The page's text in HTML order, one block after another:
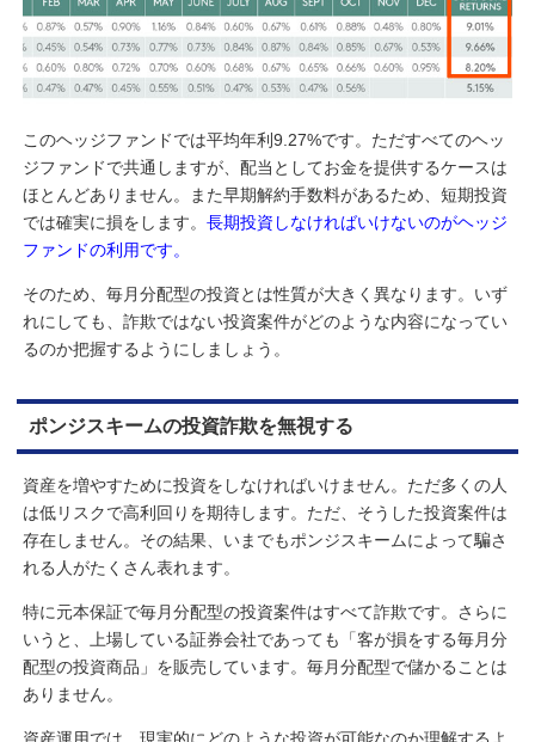
このヘッジファンドでは平均年利9.27%です。ただすべてのヘッ
ジファンドで共通しますが、配当としてお金を提供するケースは
ほとんどありません。また早期解約手数料があるため、短期投資
では確実に損をします。 長期投資しなければいけないのがヘッジ
ファンドの利用です。
そのため、毎月分配型の投資とは性質が大きく異なります。いず
れにしても、詐欺ではない投資案件がどのような内容になってい
るのか把握するようにしましょう。
ポンジスキームの投資詐欺を無視する
資産を増やすために投資をしなければいけません。ただ多くの人
は低リスクで高利回りを期待します。ただ、そうした投資案件は
存在しません。その結果、いまでもポンジスキームによって騙さ
れる人がたくさん表れます。
特に元本保証で毎月分配型の投資案件はすべて詐欺です。さらに
いうと、上場している証券会社であっても「客が損をする毎月分
配型の投資商品」を販売しています。毎月分配型で儲かることは
ありません。